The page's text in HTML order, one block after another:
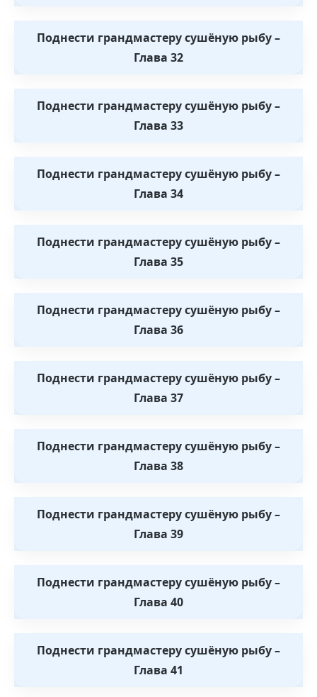
Поднести грандмастеру сушёную рыбу –
Глава 32
Поднести грандмастеру сушёную рыбу –
Глава 33
Поднести грандмастеру сушёную рыбу –
Глава 34
Поднести грандмастеру сушёную рыбу –
Глава 35
Поднести грандмастеру сушёную рыбу –
Глава 36
Поднести грандмастеру сушёную рыбу –
Глава 37
Поднести грандмастеру сушёную рыбу –
Глава 38
Поднести грандмастеру сушёную рыбу –
Глава 39
Поднести грандмастеру сушёную рыбу –
Глава 40
Поднести грандмастеру сушёную рыбу –
Глава 41